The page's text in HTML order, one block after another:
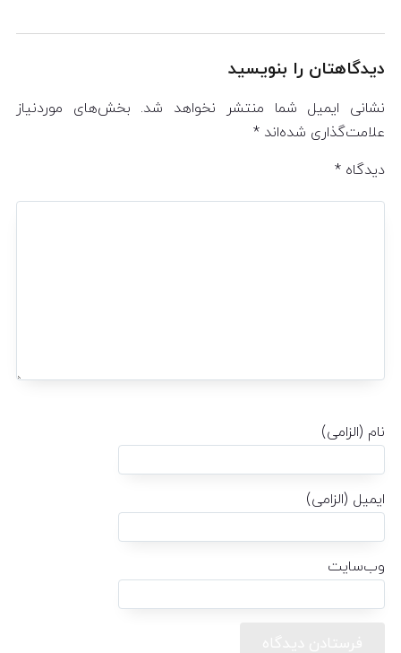
دیدگاهتان را بنویسید
نشانی ایمیل شما منتشر نخواهد شد. بخش‌های موردنیاز
علامت‌گذاری شده‌اند *
دیدگاه *
نام (الزامی)
ایمیل (الزامی)
وب‌سایت